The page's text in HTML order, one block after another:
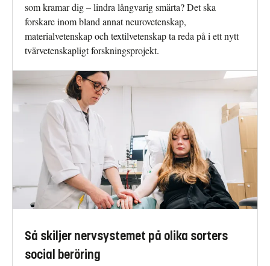
som kramar dig – lindra långvarig smärta? Det ska
forskare inom bland annat neurovetenskap,
materialvetenskap och textilvetenskap ta reda på i ett nytt
tvärvetenskapligt forskningsprojekt.
Så skiljer nervsystemet på olika sorters
social beröring